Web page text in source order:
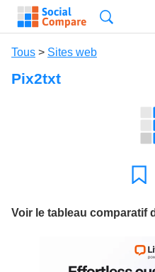
Tous > Sites web
Pix2txt
Voir le tableau comparatif